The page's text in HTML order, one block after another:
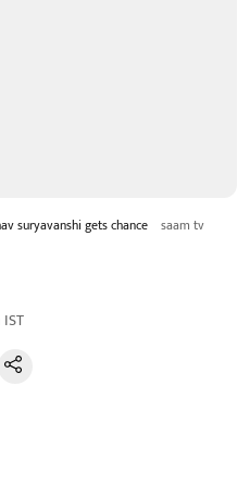
suryavanshi gets chance saam tv
IST